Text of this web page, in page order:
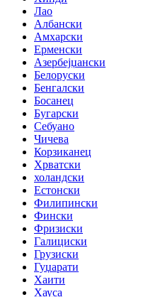
Лао
Албански
Амхарски
Ерменски
Азербејџански
Белоруски
Бенгалски
Босанец
Бугарски
Себуано
Чичева
Корзиканец
Хрватски
холандски
Естонски
Филипински
Фински
Фризиски
Галициски
Грузиски
Гуџарати
Хаити
Хауса